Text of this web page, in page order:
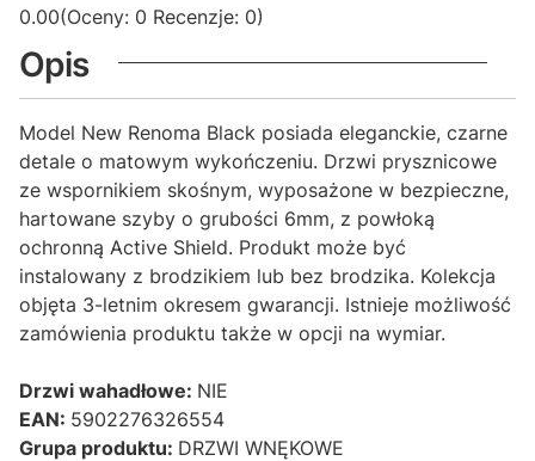
0.00(Oceny: 0 Recenzje: 0)
Opis
Model New Renoma Black posiada eleganckie, czarne
detale o matowym wykończeniu. Drzwi prysznicowe
ze wspornikiem skośnym, wyposażone w bezpieczne,
hartowane szyby o grubości 6mm, z powłoką
ochronną Active Shield. Produkt może być
instalowany z brodzikiem lub bez brodzika. Kolekcja
objęta 3-letnim okresem gwarancji. Istnieje możliwość
zamówienia produktu także w opcji na wymiar.
Drzwi wahadłowe: NIE
EAN: 5902276326554
Grupa produktu: DRZWI WNĘKOWE